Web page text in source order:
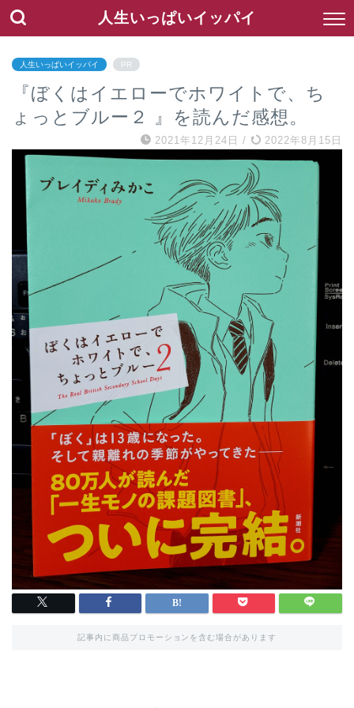
人生いっぱいイッパイ
人生いっぱいイッパイ PR
『ぼくはイエローでホワイトで、ち
ょっとブルー２ 』を読んだ感想。
2021年12月24日 / 2022年8月15日
記事内に商品プロモーションを含む場合があります